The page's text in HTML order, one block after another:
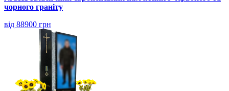
чорного граніту
від 88900 грн